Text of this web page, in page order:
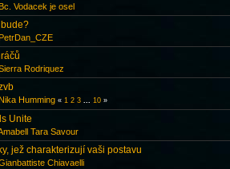
Vodacek je osel
Rodriquez
Humming « 1 2 3 10 »
Unite
Tara Savour
jež charakterizují vaši postavu
Chiavaelli